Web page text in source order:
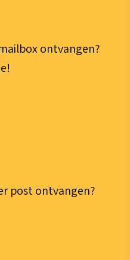
ontvangen?
post ontvangen?